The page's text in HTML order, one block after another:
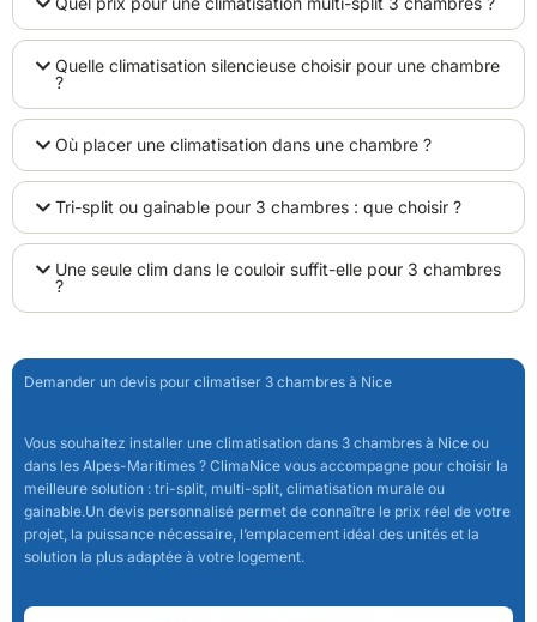
Quelle climatisation silencieuse choisir pour une chambre
?
Où placer une climatisation dans une chambre ?
Tri-split ou gainable pour 3 chambres : que choisir ?
Une seule clim dans le couloir suffit-elle pour 3 chambres
?
Demander un devis pour climatiser 3 chambres à Nice
Vous souhaitez installer une climatisation dans 3 chambres à Nice ou
dans les Alpes-Maritimes ? ClimaNice vous accompagne pour choisir la
meilleure solution : tri-split, multi-split, climatisation murale ou
gainable.Un devis personnalisé permet de connaître le prix réel de votre
projet, la puissance nécessaire, l’emplacement idéal des unités et la
solution la plus adaptée à votre logement.